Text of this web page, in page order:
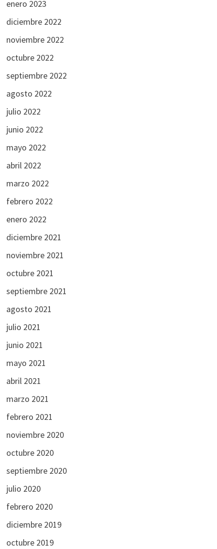
enero 2023
diciembre 2022
noviembre 2022
octubre 2022
septiembre 2022
agosto 2022
julio 2022
junio 2022
mayo 2022
abril 2022
marzo 2022
febrero 2022
enero 2022
diciembre 2021
noviembre 2021
octubre 2021
septiembre 2021
agosto 2021
julio 2021
junio 2021
mayo 2021
abril 2021
marzo 2021
febrero 2021
noviembre 2020
octubre 2020
septiembre 2020
julio 2020
febrero 2020
diciembre 2019
octubre 2019